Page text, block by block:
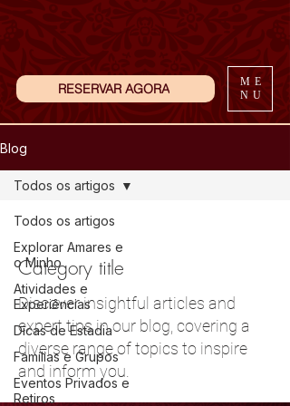
RESERVAR AGORA
ME
NU
Blog
Todos os artigos
Explorar Amares e
o Minho
Atividades e
Experiências
Dicas de Estadia
Famílias e Grupos
Eventos Privados e
Retiros
Todos os artigos
Category title
Discover insightful articles and
expert tips in our blog, covering a
diverse range of topics to inspire
and inform you.